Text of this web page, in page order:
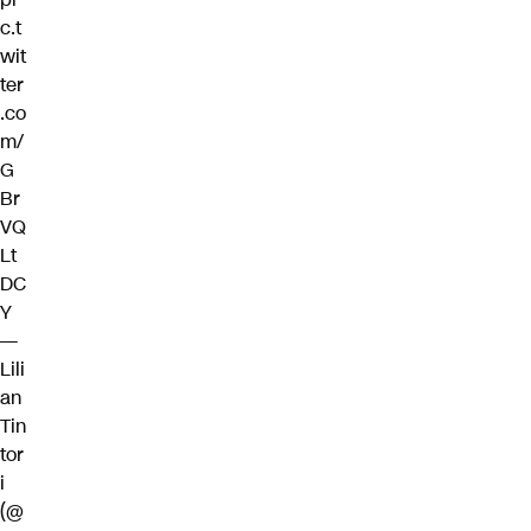
c.t
wit
ter
.co
m/
G
Br
VQ
Lt
DC
Y
—
Lili
an
Tin
tor
i
(@